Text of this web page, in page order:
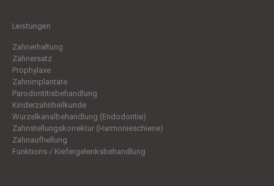
Leistungen
Zahnerhaltung
Zahnersatz
Prophylaxe
Zahn­implantate
Parodontitisbehandlung
Kinder­zahnheilkunde
Wurzelkanal­behandlung (Endodontie)
Zahnstellungskorrektur (Harmonieschiene)
Zahn­aufhellung
Funktions-/ Kiefergelenks­behandlung